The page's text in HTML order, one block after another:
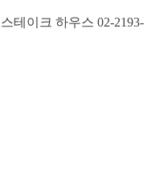
테이크 하우스 02-2193-